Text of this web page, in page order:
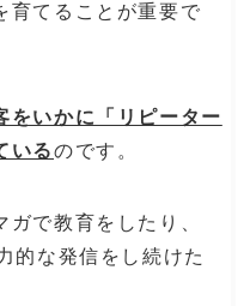
育てることが重要で
をいかに「リピーター
いるのです。
で教育をしたり、
的な発信をし続けた